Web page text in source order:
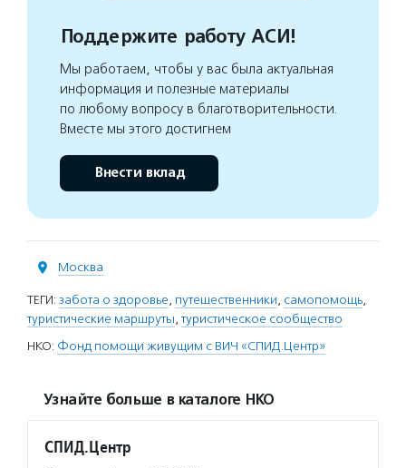
Поддержите работу АСИ!
Мы работаем, чтобы у вас была актуальная
информация и полезные материалы
по любому вопросу в благотворительности.
Вместе мы этого достигнем
Внести вклад
Москва
ТЕГИ: забота о здоровье, путешественники, самопомощь,
туристические маршруты,туристическое сообщество
НКО: Фонд помощи живущим с ВИЧ «СПИД.Центр»
Узнайте больше в каталоге НКО
СПИД.Центр